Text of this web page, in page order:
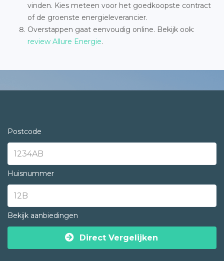
vinden. Kies meteen voor het goedkoopste contract
of de groenste energieleverancier.
Overstappen gaat eenvoudig online. Bekijk ook:
review Allure Energie.
Postcode
Huisnummer
Bekijk aanbiedingen
Direct Vergelijken